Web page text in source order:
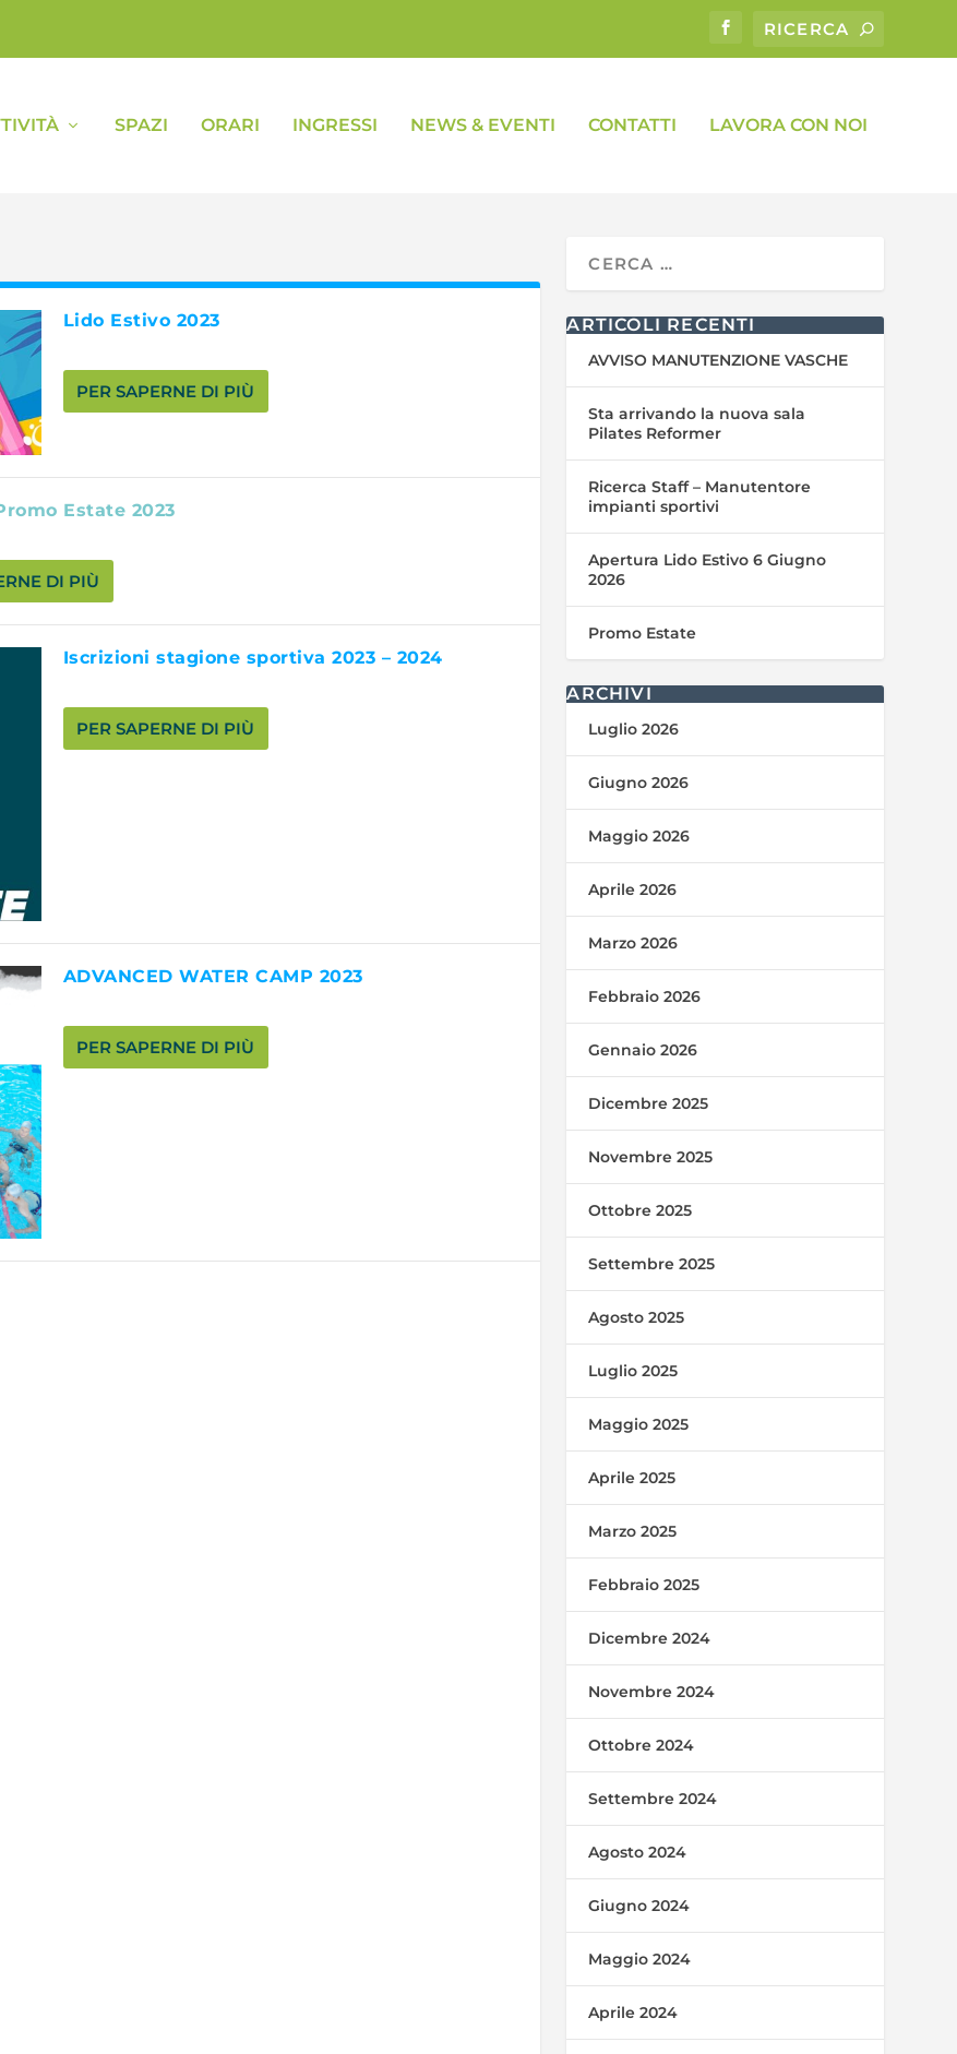
SPAZI ORARI INGRESSI NEWS & EVENTI CONTATTI LAVORA CON NOI
Lido Estivo 2023
PER SAPERNE DI PIÙ
Estate 2023
DI PIÙ
Iscrizioni stagione sportiva 2023 – 2024
PER SAPERNE DI PIÙ
ADVANCED WATER CAMP 2023
PER SAPERNE DI PIÙ
ARTICOLI RECENTI
AVVISO MANUTENZIONE VASCHE
Sta arrivando la nuova sala
Pilates Reformer
Ricerca Staff – Manutentore
impianti sportivi
Apertura Lido Estivo 6 Giugno
2026
Promo Estate
ARCHIVI
Luglio 2026
Giugno 2026
Maggio 2026
Aprile 2026
Marzo 2026
Febbraio 2026
Gennaio 2026
Dicembre 2025
Novembre 2025
Ottobre 2025
Settembre 2025
Agosto 2025
Luglio 2025
Maggio 2025
Aprile 2025
Marzo 2025
Febbraio 2025
Dicembre 2024
Novembre 2024
Ottobre 2024
Settembre 2024
Agosto 2024
Giugno 2024
Maggio 2024
Aprile 2024